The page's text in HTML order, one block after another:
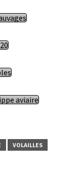
aviaire
VOLAILLES